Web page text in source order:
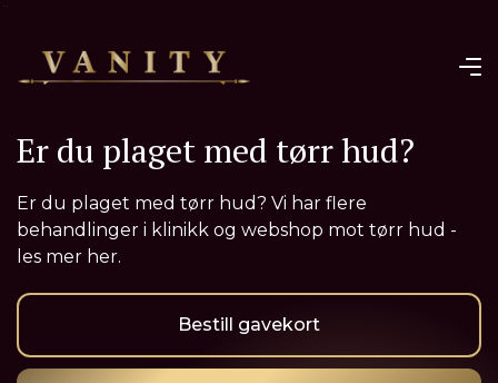
¨
Er du plaget med tørr hud?
Er du plaget med tørr hud? Vi har flere
behandlinger i klinikk og webshop mot tørr hud -
les mer her.
Bestill gavekort